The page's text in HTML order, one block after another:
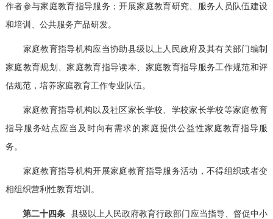
作者参与家庭教育指导服务；开展家庭教育研究、服务人员队伍建设
和培训、公共服务产品研发。
家庭教育指导机构应当协助县级以上人民政府及其有关部门编制
家庭教育规划、家庭教育指导读本、家庭教育指导服务工作规范和评
估规范，培养家庭教育工作专业队伍。
家庭教育指导机构以及社区家长学校、学校家长学校等家庭教育
指导服务站点应当及时向有需求的家庭提供公益性家庭教育指导服
务。
家庭教育指导机构开展家庭教育指导服务活动，不得组织或者变
相组织营利性教育培训。
第二十四条 县级以上人民政府教育行政部门应当指导、督促中小